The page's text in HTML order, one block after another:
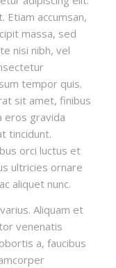
Etiam accumsan,
massa, sed
nisi nibh, vel
tempor quis.
sit amet, finibus
eros gravida
tincidunt.
orci luctus et
ultricies ornare
aliquet nunc.
Aliquam et
venenatis
a, faucibus